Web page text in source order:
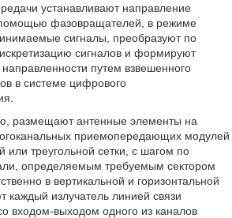
устанавливают направление
фазовращателей, в режиме
сигналы, преобразуют по
сигналов и формируют
путем взвешенного
в системе цифрового
размещают антенные элементы на
приемопередающих модулей
или треугольной сетки, с шагом по
определяемым требуемым сектором
в вертикальной и горизонтальной
каждый излучатель линией связи
входом-выходом одного из каналов